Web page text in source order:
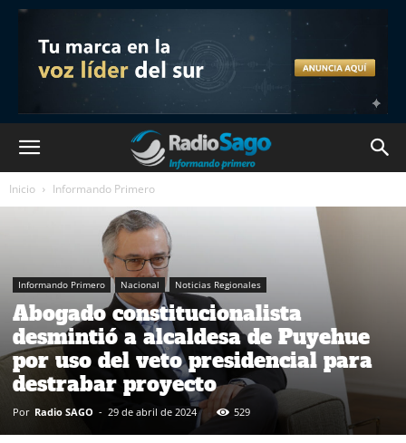
Inicio Informando Primero
Informando Primero Nacional Noticias Regionales
Abogado constitucionalista
desmintió a alcaldesa de Puyehue
por uso del veto presidencial para
destrabar proyecto
Por Radio SAGO - 29 de abril de 2024 529